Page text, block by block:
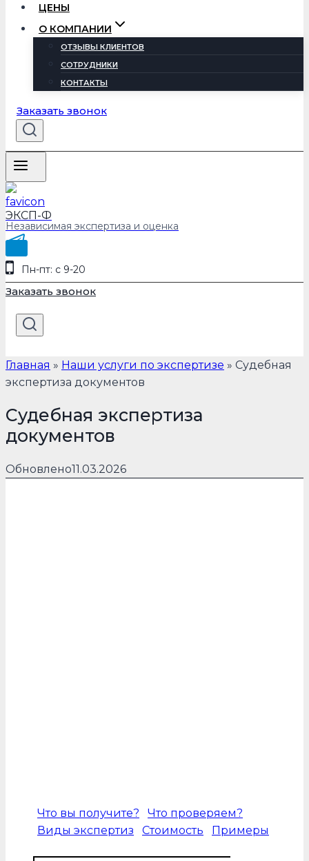
ЦЕНЫ
О КОМПАНИИ
ОТЗЫВЫ КЛИЕНТОВ
СОТРУДНИКИ
КОНТАКТЫ
Заказать звонок
ЭКСП-Ф
Независимая экспертиза и оценка
Пн-пт: с 9-20
Заказать звонок
Главная » Наши услуги по экспертизе » Судебная
экспертиза документов
Судебная экспертиза
документов
Обновлено11.03.2026
Что вы получите?
Что проверяем?
Виды экспертиз
Стоимость Примеры